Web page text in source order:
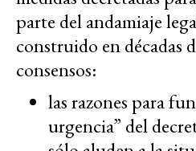
parte del andamiaje
construido en décadas
consensos:
las razones para
urgencia” del